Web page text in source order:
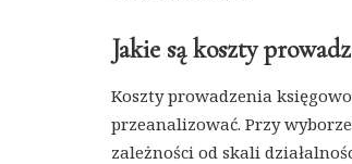
Jakie są koszty
Koszty prowadzenia
przeanalizować. Przy
zależności od skali